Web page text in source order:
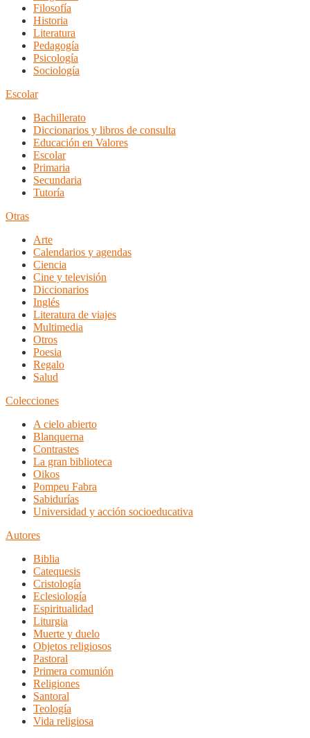
Filosofía
Historia
Literatura
Pedagogía
Psicología
Sociología
Escolar
Bachillerato
Diccionarios y libros de consulta
Educación en Valores
Escolar
Primaria
Secundaria
Tutoría
Otras
Arte
Calendarios y agendas
Ciencia
Cine y televisión
Diccionarios
Inglés
Literatura de viajes
Multimedia
Otros
Poesia
Regalo
Salud
Colecciones
A cielo abierto
Blanquerna
Contrastes
La gran biblioteca
Oikos
Pompeu Fabra
Sabidurías
Universidad y acción socioeducativa
Autores
Biblia
Catequesis
Cristología
Eclesiología
Espiritualidad
Liturgia
Muerte y duelo
Objetos religiosos
Pastoral
Primera comunión
Religiones
Santoral
Teología
Vida religiosa